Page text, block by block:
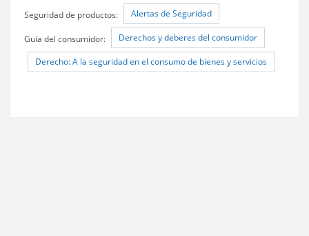
Seguridad de productos: Alertas de Seguridad
Guía del consumidor: Derechos y deberes del consumidor
Derecho: A la seguridad en el consumo de bienes y servicios